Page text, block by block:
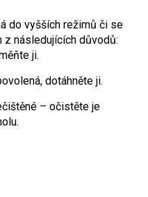
do vyšších režimů či se
následujících důvodů:
ji.
dotáhněte ji.
– očistěte je